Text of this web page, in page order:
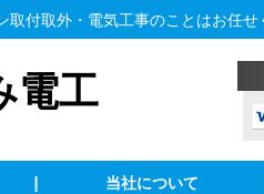
取付取外・電気工事のことはお任せ
電工
| 当社について